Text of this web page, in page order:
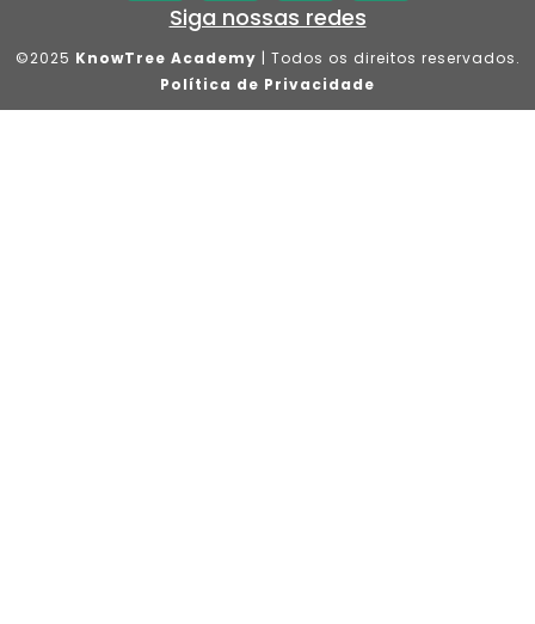
Siga nossas redes
©2025 KnowTree Academy | Todos os direitos reservados.
Política de Privacidade